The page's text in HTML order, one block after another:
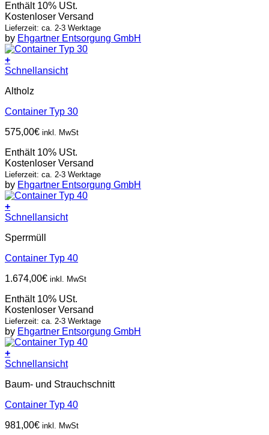
Enthält 10% USt.
Kostenloser Versand
Lieferzeit: ca. 2-3 Werktage
by Ehgartner Entsorgung GmbH
+
Schnellansicht
Altholz
Container Typ 30
575,00€ inkl. MwSt
Enthält 10% USt.
Kostenloser Versand
Lieferzeit: ca. 2-3 Werktage
by Ehgartner Entsorgung GmbH
+
Schnellansicht
Sperrmüll
Container Typ 40
1.674,00€ inkl. MwSt
Enthält 10% USt.
Kostenloser Versand
Lieferzeit: ca. 2-3 Werktage
by Ehgartner Entsorgung GmbH
+
Schnellansicht
Baum- und Strauchschnitt
Container Typ 40
981,00€ inkl. MwSt